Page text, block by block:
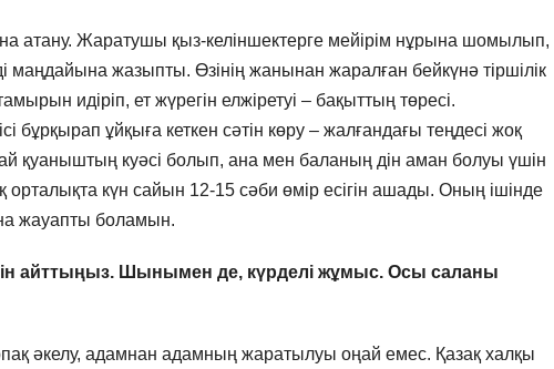
атану. Жаратушы қыз-келіншектерге мейірім нұрына шомылып,
маңдайына жазыпты. Өзінің жанынан жаралған бейкүнә тіршілік
идіріп, ет жүрегін елжіретуі – бақыттың төресі.
ұйқыға кеткен сәтін көру – жалғандағы теңдесі жоқ
қуаныштың куәсі болып, ана мен баланың дін аман болуы үшін
күн сайын 12-15 сәби өмір есігін ашады. Оның ішінде
жауапты боламын.
айттыңыз. Шынымен де, күрделі жұмыс. Осы саланы
әкелу, адамнан адамның жаратылуы оңай емес. Қазақ халқы